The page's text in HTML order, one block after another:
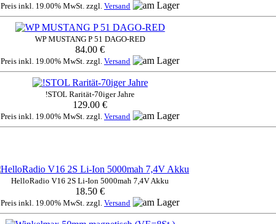
Preis inkl. 19.00% MwSt. zzgl. Versand
WP MUSTANG P 51 DAGO-RED
84.00 €
Preis inkl. 19.00% MwSt. zzgl. Versand
!STOL Rarität-70iger Jahre
129.00 €
Preis inkl. 19.00% MwSt. zzgl. Versand
HelloRadio V16 2S Li-Ion 5000mah 7,4V Akku
18.50 €
Preis inkl. 19.00% MwSt. zzgl. Versand